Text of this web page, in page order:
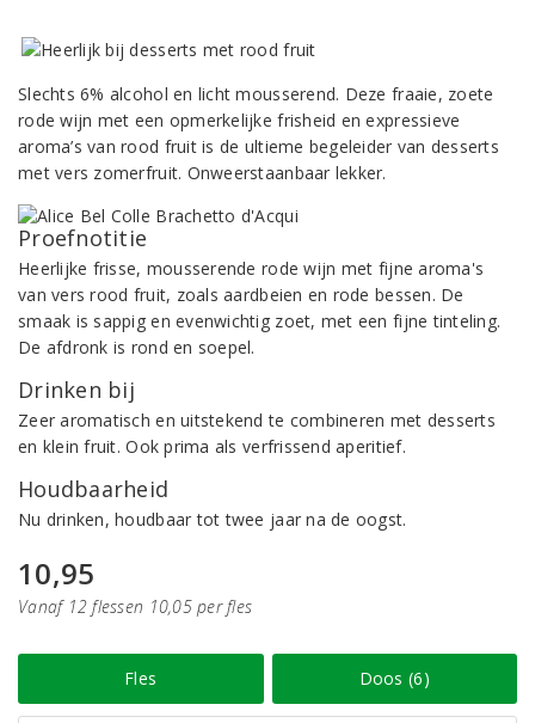
Slechts 6% alcohol en licht mousserend. Deze fraaie, zoete
rode wijn met een opmerkelijke frisheid en expressieve
aroma’s van rood fruit is de ultieme begeleider van desserts
met vers zomerfruit. Onweerstaanbaar lekker.
Proefnotitie
Heerlijke frisse, mousserende rode wijn met fijne aroma's
van vers rood fruit, zoals aardbeien en rode bessen. De
smaak is sappig en evenwichtig zoet, met een fijne tinteling.
De afdronk is rond en soepel.
Drinken bij
Zeer aromatisch en uitstekend te combineren met desserts
en klein fruit. Ook prima als verfrissend aperitief.
Houdbaarheid
Nu drinken, houdbaar tot twee jaar na de oogst.
10,95
Vanaf 12 flessen 10,05 per fles
Fles Doos (6)